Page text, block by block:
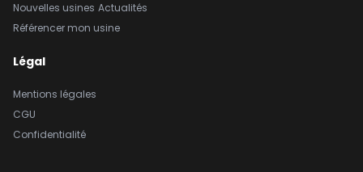
Nouvelles usines Actualités
Référencer mon usine
Légal
Mentions légales
CGU
Confidentialité